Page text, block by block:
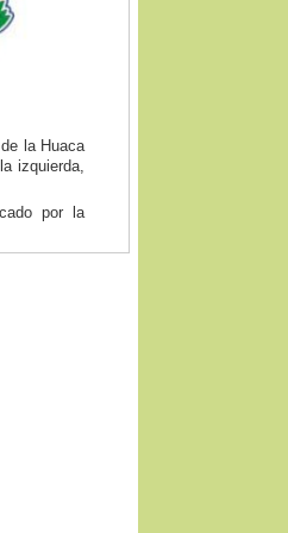
la Huaca
izquierda,
por la